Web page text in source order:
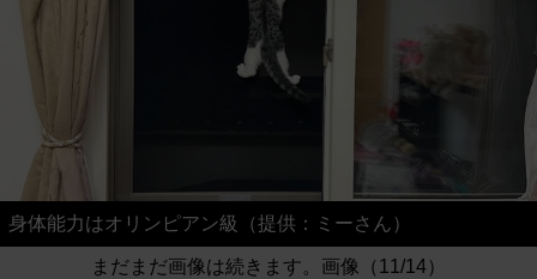
身体能力はオリンピアン級（提供：ミーさん）
まだまだ画像は続きます。画像（11/14）